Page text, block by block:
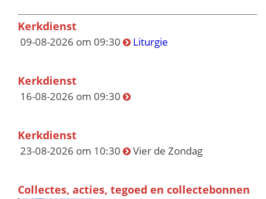
Kerkdienst
09-08-2026 om 09:30 Liturgie
Kerkdienst
16-08-2026 om 09:30
Kerkdienst
23-08-2026 om 10:30 Vier de Zondag
Collectes, acties, tegoed en collectebonnen